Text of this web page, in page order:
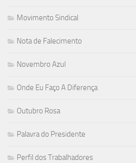
Movimento Sindical
Nota de Falecimento
Novembro Azul
Onde Eu Faço A Diferença
Outubro Rosa
Palavra do Presidente
Perfil dos Trabalhadores